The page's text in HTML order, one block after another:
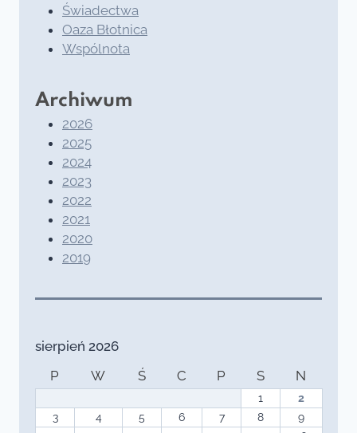
Świadectwa
Oaza Błotnica
Wspólnota
Archiwum
2026
2025
2024
2023
2022
2021
2020
2019
sierpień 2026
P
W Ś C P S N
1
2
3
4 5 6 7 8
9